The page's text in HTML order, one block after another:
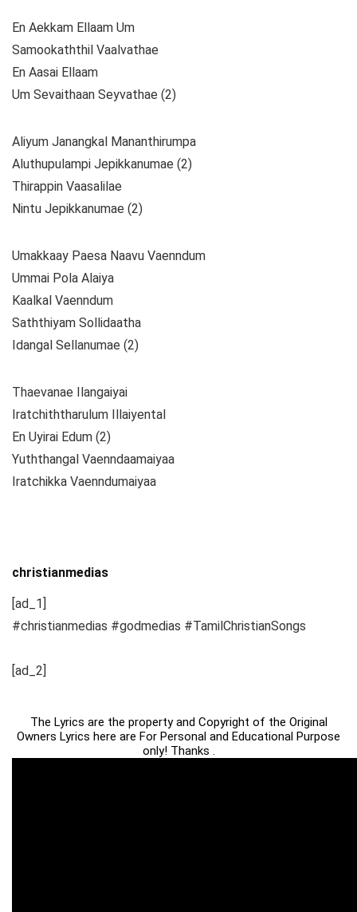
En Aekkam Ellaam Um
Samookaththil Vaalvathae
En Aasai Ellaam
Um Sevaithaan Seyvathae (2)
Aliyum Janangkal Mananthirumpa
Aluthupulampi Jepikkanumae (2)
Thirappin Vaasalilae
Nintu Jepikkanumae (2)
Umakkaay Paesa Naavu Vaenndum
Ummai Pola Alaiya
Kaalkal Vaenndum
Saththiyam Sollidaatha
Idangal Sellanumae (2)
Thaevanae Ilangaiyai
Iratchiththarulum Illaiyental
En Uyirai Edum (2)
Yuththangal Vaenndaamaiyaa
Iratchikka Vaenndumaiyaa
christianmedias
[ad_1]
#christianmedias #godmedias #TamilChristianSongs
[ad_2]
The Lyrics are the property and Copyright of the Original
Owners Lyrics here are For Personal and Educational Purpose
only! Thanks .